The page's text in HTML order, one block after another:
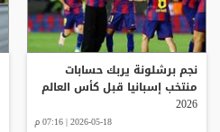
نجم برشلونة يربك حسابات
منتخب إسبانيا قبل كأس العالم
2026
2026-05-18 | 07:16 م